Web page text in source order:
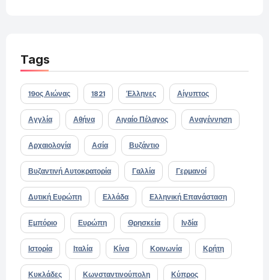
Tags
19ος Αιώνας 1821 Έλληνες Αίγυπτος
Αγγλία Αθήνα Αιγαίο Πέλαγος Αναγέννηση
Αρχαιολογία Ασία Βυζάντιο
Βυζαντινή Αυτοκρατορία Γαλλία Γερμανοί
Δυτική Ευρώπη Ελλάδα Ελληνική Επανάσταση
Εμπόριο Ευρώπη Θρησκεία Ινδία
Ιστορία Ιταλία Κίνα Κοινωνία Κρήτη
Κυκλάδες Κωνσταντινούπολη Κύπρος